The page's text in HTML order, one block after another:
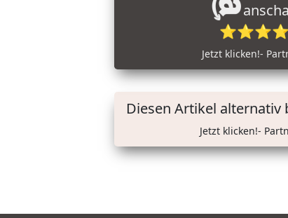
Jetzt klicken!-
Diesen Artikel alternativ
Jetzt klicken!-